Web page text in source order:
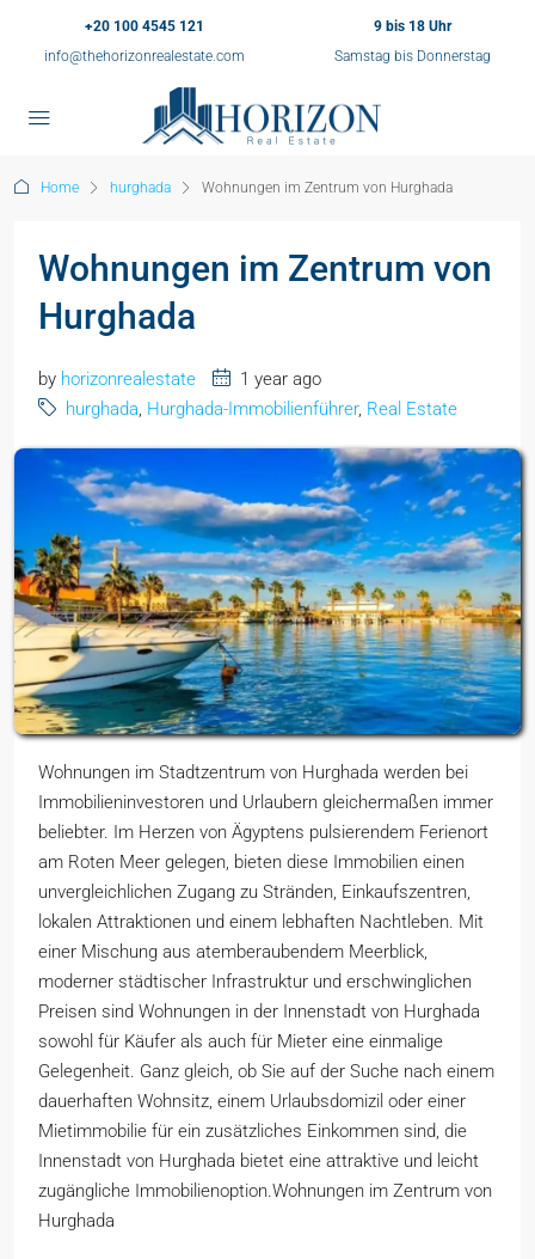
+20 100 4545 121
info@thehorizonrealestate.com
9 bis 18 Uhr
Samstag bis Donnerstag
Home hurghada Wohnungen im Zentrum von Hurghada
Wohnungen im Zentrum von
Hurghada
by horizonrealestate
1 year ago
hurghada, Hurghada-Immobilienführer, Real Estate
Wohnungen im Stadtzentrum von Hurghada werden bei
Immobilieninvestoren und Urlaubern gleichermaßen immer
beliebter. Im Herzen von Ägyptens pulsierendem Ferienort
am Roten Meer gelegen, bieten diese Immobilien einen
unvergleichlichen Zugang zu Stränden, Einkaufszentren,
lokalen Attraktionen und einem lebhaften Nachtleben. Mit
einer Mischung aus atemberaubendem Meerblick,
moderner städtischer Infrastruktur und erschwinglichen
Preisen sind Wohnungen in der Innenstadt von Hurghada
sowohl für Käufer als auch für Mieter eine einmalige
Gelegenheit. Ganz gleich, ob Sie auf der Suche nach einem
dauerhaften Wohnsitz, einem Urlaubsdomizil oder einer
Mietimmobilie für ein zusätzliches Einkommen sind, die
Innenstadt von Hurghada bietet eine attraktive und leicht
zugängliche Immobilienoption.Wohnungen im Zentrum von
Hurghada